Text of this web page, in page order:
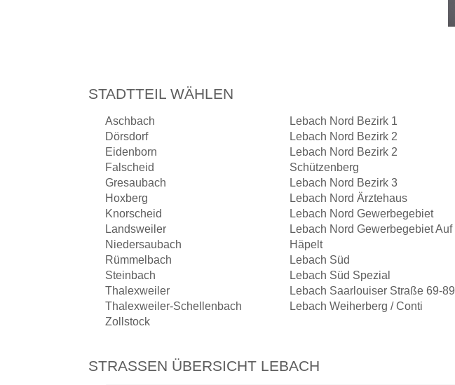
STADTTEIL WÄHLEN
Aschbach
Dörsdorf
Eidenborn
Falscheid
Gresaubach
Hoxberg
Knorscheid
Landsweiler
Niedersaubach
Rümmelbach
Steinbach
Thalexweiler
Thalexweiler-Schellenbach
Zollstock
Lebach Nord Bezirk 1
Lebach Nord Bezirk 2
Lebach Nord Bezirk 2
Schützenberg
Lebach Nord Bezirk 3
Lebach Nord Ärztehaus
Lebach Nord Gewerbegebiet
Lebach Nord Gewerbegebiet Auf
Häpelt
Lebach Süd
Lebach Süd Spezial
Lebach Saarlouiser Straße 69-89
Lebach Weiherberg / Conti
STRASSEN ÜBERSICHT LEBACH